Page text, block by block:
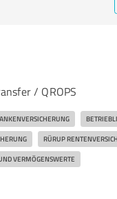
/ QROPS
RÜRUP
VERMÖGENSWERTE